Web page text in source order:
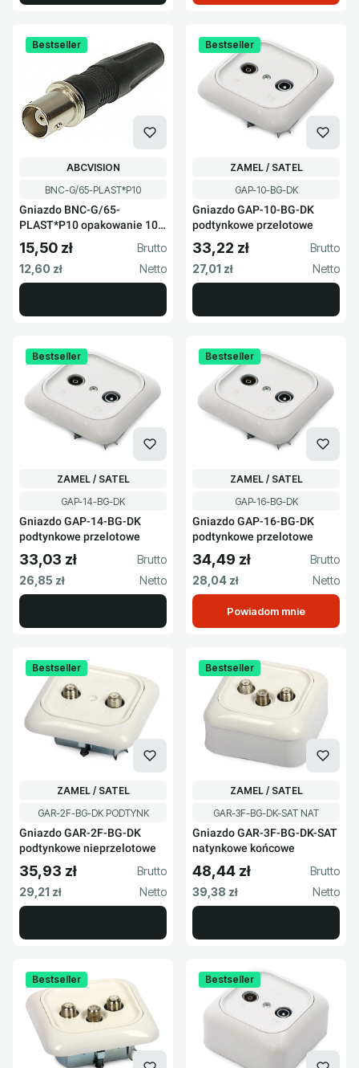
Bestseller
Kod produktu
BNC-G/65-PLAST*P10
Gniazdo BNC-G/65-
PLAST*P10 opakowanie 10
szt.
PRODUCENT
ABCVISION
Cena brutto
15,50 zł
Cena netto
12,60 zł
Bestseller
Kod produktu
GAP-10-BG-DK
Gniazdo GAP-10-BG-DK
podtynkowe przelotowe
PRODUCENT
ZAMEL / SATEL
Cena brutto
33,22 zł
Cena netto
27,01 zł
Bestseller
Kod produktu
GAP-14-BG-DK
Gniazdo GAP-14-BG-DK
podtynkowe przelotowe
PRODUCENT
ZAMEL / SATEL
Cena brutto
33,03 zł
Cena netto
26,85 zł
Bestseller
Kod produktu
GAP-16-BG-DK
Gniazdo GAP-16-BG-DK
podtynkowe przelotowe
PRODUCENT
ZAMEL / SATEL
Cena brutto
34,49 zł
Cena netto
28,04 zł
Powiadom mnie
Bestseller
Kod produktu
GAR-2F-BG-DK PODTYNK
Gniazdo GAR-2F-BG-DK
podtynkowe nieprzelotowe
PRODUCENT
ZAMEL / SATEL
Cena brutto
35,93 zł
Cena netto
29,21 zł
Bestseller
Kod produktu
GAR-3F-BG-DK-SAT NAT
Gniazdo GAR-3F-BG-DK-SAT
natynkowe końcowe
PRODUCENT
ZAMEL / SATEL
Cena brutto
48,44 zł
Cena netto
39,38 zł
Bestseller Bestseller